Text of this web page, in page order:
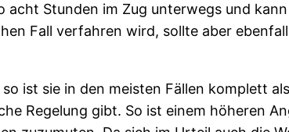
Stunden im Zug unterwegs und
Fall verfahren wird, sollte aber
ist sie in den meisten Fällen komplett
Regelung gibt. So ist einem höheren